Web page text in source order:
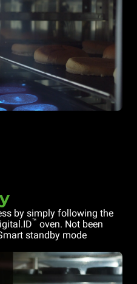
by simply following the
™ oven. Not been
standby mode